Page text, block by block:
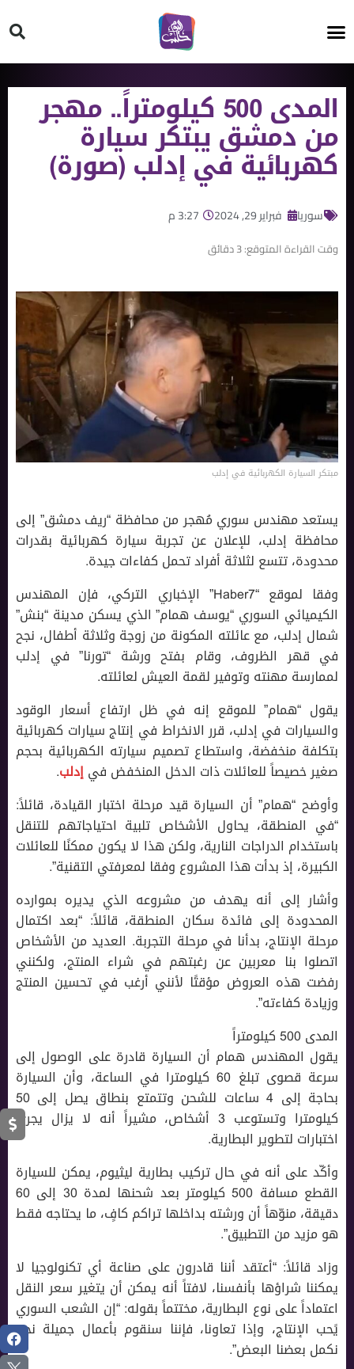
المدى 500 كيلومتراً.. مهجر
من دمشق يبتكر سيارة
كهربائية في إدلب (صورة)
سوريا فبراير 29, 2024 3:27 م
وقت القراءة المتوقع:3دقائق
مبتكر السيارة الكهربائية في إدلب
يستعد مهندس سوري مُهجر من محافظة “ريف دمشق” إلى
محافظة إدلب، للإعلان عن تجربة سيارة كهربائية بقدرات
محدودة، تتسع لثلاثة أفراد تحمل كفاءات جيدة.
وفقا لموقع “Haber7” الإخباري التركي، فإن المهندس
الكيميائي السوري “يوسف همام” الذي يسكن مدينة “بنش”
شمال إدلب، مع عائلته المكونة من زوجة وثلاثة أطفال، نجح
في قهر الظروف، وقام بفتح ورشة “تورنا” في إدلب
لممارسة مهنته وتوفير لقمة العيش لعائلته.
يقول “همام” للموقع إنه في ظل ارتفاع أسعار الوقود
والسيارات في إدلب، قرر الانخراط في إنتاج سيارات كهربائية
بتكلفة منخفضة، واستطاع تصميم سيارته الكهربائية بحجم
صغير خصيصاً للعائلات ذات الدخل المنخفض فيإدلب.
وأوضح “همام” أن السيارة قيد مرحلة اختبار القيادة، قائلاً:
“في المنطقة، يحاول الأشخاص تلبية احتياجاتهم للتنقل
باستخدام الدراجات النارية، ولكن هذا لا يكون ممكنًا للعائلات
الكبيرة، إذ بدأت هذا المشروع وفقا لمعرفتي التقنية”.
وأشار إلى أنه يهدف من مشروعه الذي يديره بموارده
المحدودة إلى فائدة سكان المنطقة، قائلاً: “بعد اكتمال
مرحلة الإنتاج، بدأنا في مرحلة التجربة. العديد من الأشخاص
اتصلوا بنا معربين عن رغبتهم في شراء المنتج، ولكنني
رفضت هذه العروض مؤقتًا لأنني أرغب في تحسين المنتج
وزيادة كفاءته”.
المدى 500 كيلومتراً
يقول المهندس همام أن السيارة قادرة على الوصول إلى
سرعة قصوى تبلغ 60 كيلومترا في الساعة، وأن السيارة
بحاجة إلى 4 ساعات للشحن وتتمتع بنطاق يصل إلى 50
كيلومترا وتستوعب 3 أشخاص، مشيراً أنه لا يزال يجري
اختبارات لتطوير البطارية.
وأكّد على أنه في حال تركيب بطارية ليثيوم، يمكن للسيارة
القطع مسافة 500 كيلومتر بعد شحنها لمدة 30 إلى 60
دقيقة، منوّهاً أن ورشته بداخلها تراكم كافٍ، ما يحتاجه فقط
هو مزيد من التطبيق”.
وزاد قائلاً: “أعتقد أننا قادرون على صناعة أي تكنولوجيا لا
يمكننا شراؤها بأنفسنا، لافتاً أنه يمكن أن يتغير سعر النقل
اعتماداً على نوع البطارية، مختتماً بقوله: “إن الشعب السوري
يًحب الإنتاج، وإذا تعاونا، فإننا سنقوم بأعمال جميلة نحن
نكمل بعضنا البعض”.